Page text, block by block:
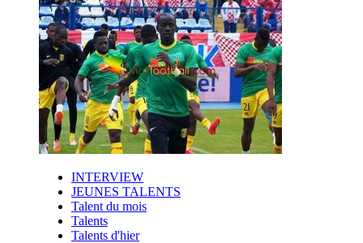
INTERVIEW
JEUNES TALENTS
Talent du mois
Talents
Talents d'hier